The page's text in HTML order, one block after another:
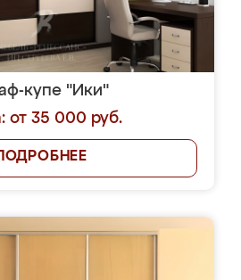
купе "Ики"
от 35 000 руб.